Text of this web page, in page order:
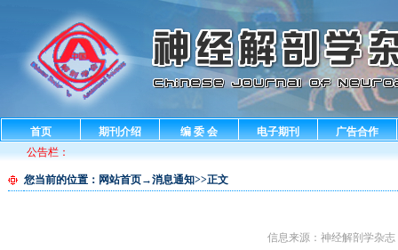
首页 期刊介绍 编 委 会 电子期刊
广告合作
公告栏：
您当前的位置： 网站首页→消息通知>>正文
信息来源：神经解剖学杂志